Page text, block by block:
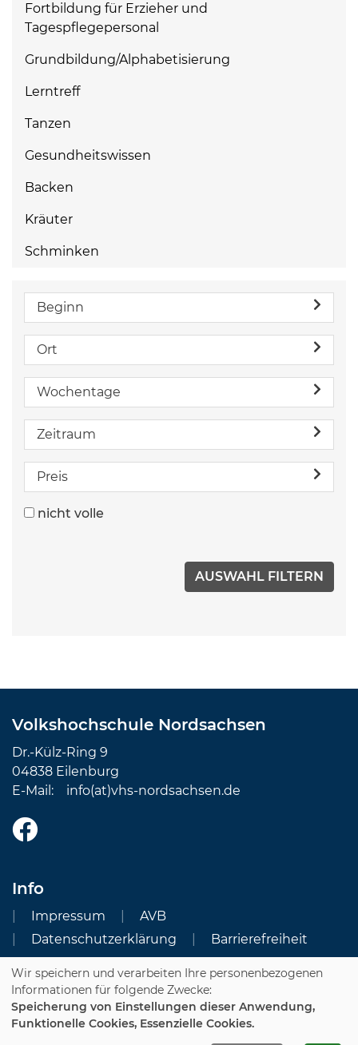
Fortbildung für Erzieher und
Tagespflegepersonal
Grundbildung/Alphabetisierung
Lerntreff
Tanzen
Gesundheitswissen
Backen
Kräuter
Schminken
Beginn
Ort
Wochentage
Zeitraum
Preis
nicht volle
Volkshochschule Nordsachsen
Dr.-Külz-Ring 9
04838 Eilenburg
E-Mail: info(at)vhs-nordsachsen.de
Info
Impressum
AVB
Datenschutzerklärung
Barrierefreiheit
Cookie Einstellungen
Dozenten-Login
Wir speichern und verarbeiten Ihre personenbezogenen
Informationen für folgende Zwecke:
Speicherung von Einstellungen dieser Anwendung,
Funktionelle Cookies, Essenzielle Cookies.